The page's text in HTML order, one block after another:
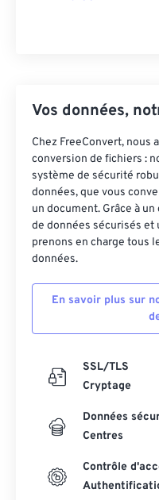
Vos données,
Chez FreeConvert, nous
conversion de fichiers :
système de sécurité
données, que vous
un document. Grâce à
de données sécurisés
prenons en charge tous
données.
En savoir plus sur
SSL/TLS
Cryptage
Données
Centres
Contrôle